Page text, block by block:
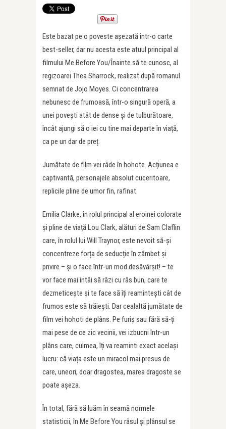
Este bazat pe o poveste așezată într-o carte
best-seller, dar nu acesta este atuul principal al
filmului Me Before You/Înainte să te cunosc, al
regizoarei Thea Sharrock, realizat după romanul
semnat de Jojo Moyes. Ci concentrarea
nebunesc de frumoasă, într-o singură operă, a
unei povești atât de dense și de tulburătoare,
încât ajungi să o iei cu tine mai departe în viață,
ca pe un dar de preț.
Jumătate de film vei râde în hohote. Acțiunea e
captivantă, personajele absolut cuceritoare,
replicile pline de umor fin, rafinat.
Emilia Clarke, în rolul principal al eroinei colorate
și pline de viață Lou Clark, alături de Sam Claflin
care, în rolul lui Will Traynor, este nevoit să-și
concentreze forța de seducție în zâmbet și
privire – și o face într-un mod desăvârșit! – te
vor face mai întâi să râzi cu râs bun, care te
dezmeticește și te face să îți reamintești cât de
frumos este să trăiești. Dar cealaltă jumătate de
film vei hohoti de plâns. Pe furiș sau fără să-ți
mai pese de ce zic vecinii, vei izbucni într-un
plâns care, culmea, îți va reaminti exact același
lucru: că viața este un miracol mai presus de
care, uneori, doar dragostea, marea dragoste se
poate așeza.
În total, fără să luăm în seamă normele
statisticii, în Me Before You râsul și plânsul se